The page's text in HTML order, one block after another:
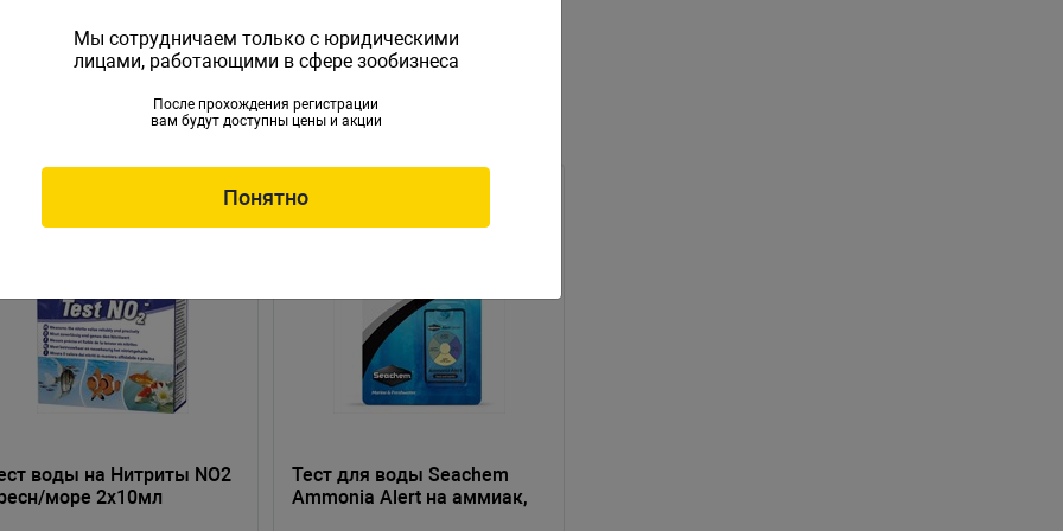
воды на Нитриты NO2
море 2х10мл
Тест для воды Seachem
Ammonia Alert на аммиак,
Мы сотрудничаем только с юридическими
лицами, работающими в сфере зообизнеса
После прохождения регистрации
вам будут доступны цены и акции
Понятно